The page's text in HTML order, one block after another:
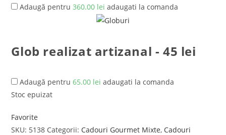
Adaugă pentru360.00 lei adaugati la comanda
Glob realizat artizanal - 45 lei
Adaugă pentru65.00 lei adaugati la comanda
Stoc epuizat
Favorite
SKU: 5138 Categorii: Cadouri Gourmet Mixte, Cadouri